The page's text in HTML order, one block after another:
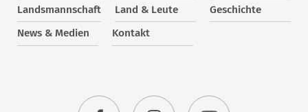
Landsmannschaft Land & Leute
Geschichte
News & Medien
Kontakt